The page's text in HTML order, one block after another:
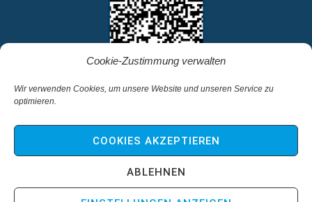
Cookie-Zustimmung verwalten
Wir verwenden Cookies, um unsere Website und unseren Service zu
optimieren.
COOKIES AKZEPTIEREN
ABLEHNEN
Startseite
Kontakt
Impressum & Haftungsausschluss
Datenschutz